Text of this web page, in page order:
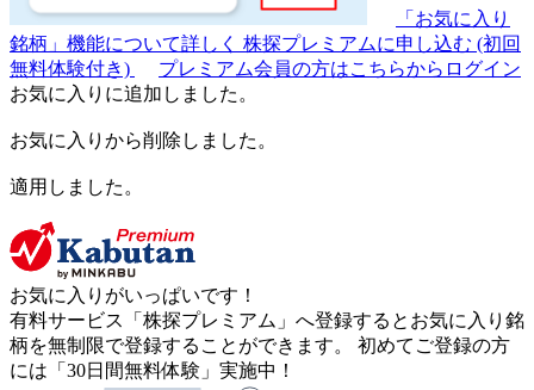
「お気に入り
銘柄」機能について詳しく 株探プレミアムに申し込む (初回
無料体験付き)
プレミアム会員の方はこちらからログイン
お気に入りに追加しました。
お気に入りから削除しました。
適用しました。
お気に入りがいっぱいです！
有料サービス「株探プレミアム」へ登録するとお気に入り銘
柄を無制限で登録することができます。 初めてご登録の方
には「30日間無料体験」実施中！